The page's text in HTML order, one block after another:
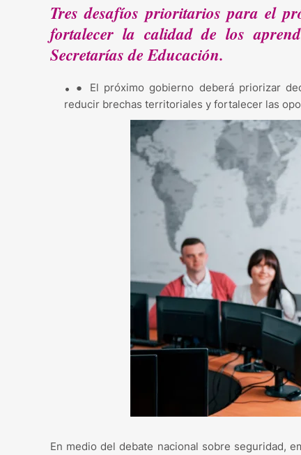
Tres desafíos prioritarios para el
fortalecer la calidad de los
Secretarías de Educación.
● El próximo gobierno deberá priorizar
reducir brechas territoriales y fortalecer las
En medio del debate nacional sobre seguridad,